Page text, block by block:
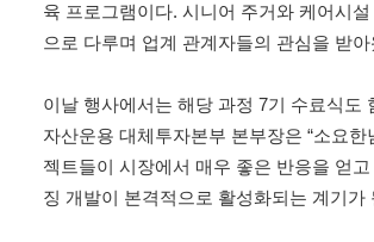
육 프로그램이다. 시니어 주거와 케어시
으로 다루며 업계 관계자들의 관심을 받아
이날 행사에서는 해당 과정 7기 수료식도
자산운용 대체투자본부 본부장은 “소요
젝트들이 시장에서 매우 좋은 반응을 얻
징 개발이 본격적으로 활성화되는 계기가